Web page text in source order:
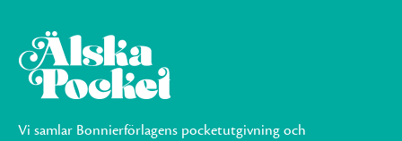
Vi samlar Bonnierförlagens pocketutgivning och